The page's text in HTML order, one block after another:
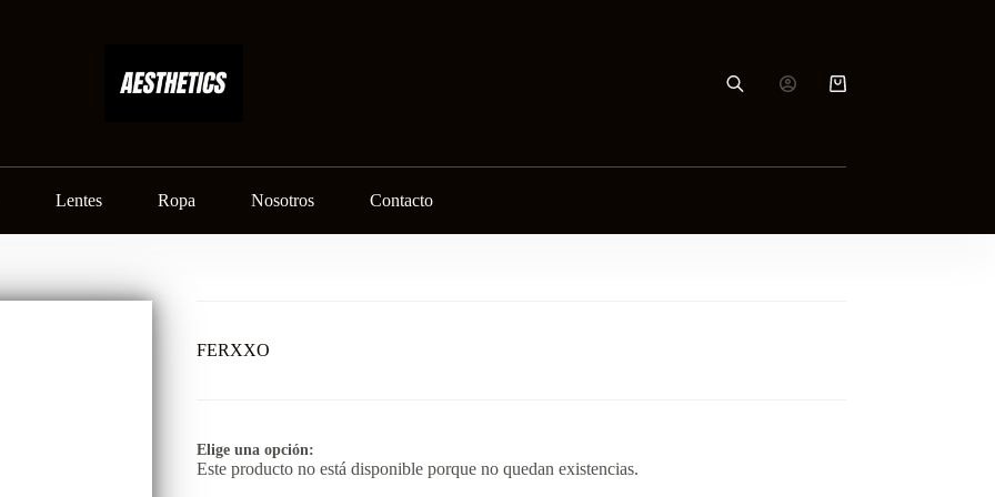
Carro
Lentes Ropa Nosotros Contacto
FERXXO
Elige una opción:
Este producto no está disponible porque no quedan existencias.